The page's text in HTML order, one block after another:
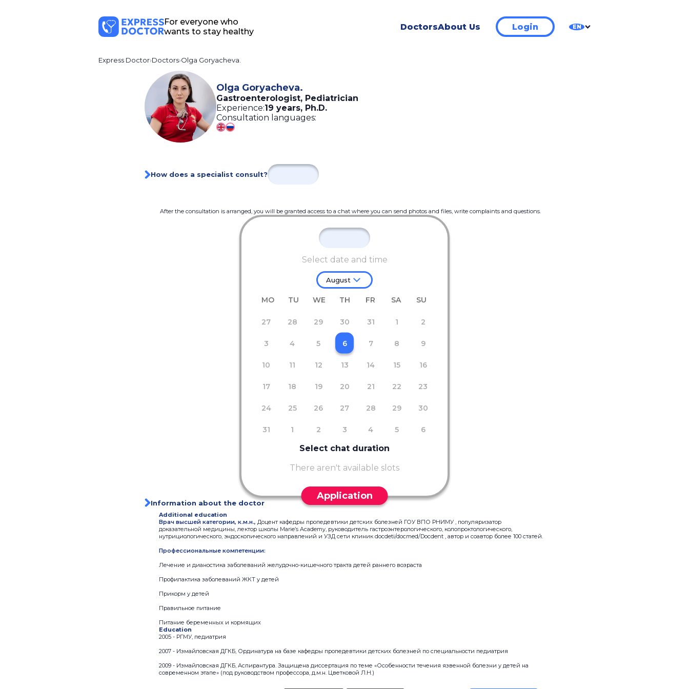
For everyone who
wants to stay healthy
DoctorsAbout Us Login EN
Express Doctor Doctors Olga Goryacheva.
Olga Goryacheva.
Gastroenterologist, Pediatrician
Experience:19 years, Ph.D.
Consultation languages:
How does a specialist consult?
After the consultation is arranged, you will be granted access to a chat where you can send photos and files, write complaints and questions.
Select date and time
August
MO TU WE TH FR SA SU
27 28 29 30 31 1 2
3 4 5 6 7 8 9
10 11 12 13 14 15 16
17 18 19 20 21 22 23
24 25 26 27 28 29 30
31 1 2 3 4 5 6
Select chat duration
There aren't available slots
Application
Information about the doctor
Additional education
Врач высшей категории, к.м.н., Доцент кафедры пропедевтики детских болезней ГОУ ВПО РНИМУ , популяризатор
доказательной медицины, лектор школы Marie’s Academy, руководитель гастроэнтерологического, колопроктологического,
нутрициологического, эндоскопического направлений и УЗД сети клиник docdeti/docmed/Docdent , автор и соавтор более 100 статей.
Профессиональные компетенции:
Лечение и дианостика заболеваний желудочно-кишечного тракта детей раннего возраста
Профилактика заболеваний ЖКТ у детей
Прикорм у детей
Правильное питание
Питание беременных и кормящих
Education
2005 - РГМУ, педиатрия
2007 - Измайловская ДГКБ, Ординатура на базе кафедры пропедевтики детских болезней по специальности педиатрия
2009 - Измайловская ДГКБ, Аспирантура. Защищена диссертация по теме «Особенности течения язвенной болезни у детей на
современном этапе» (под руководством профессора, д.м.н. Цветковой Л.Н.)